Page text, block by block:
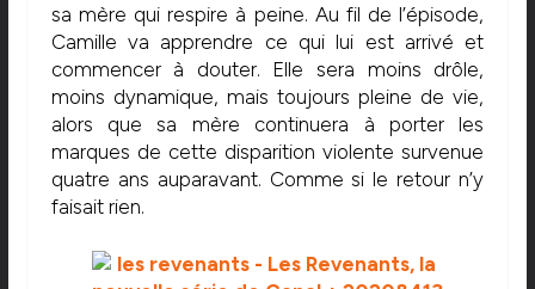
sa mère qui respire à peine. Au fil de l’épisode,
Camille va apprendre ce qui lui est arrivé et
commencer à douter. Elle sera moins drôle,
moins dynamique, mais toujours pleine de vie,
alors que sa mère continuera à porter les
marques de cette disparition violente survenue
quatre ans auparavant. Comme si le retour n’y
faisait rien.